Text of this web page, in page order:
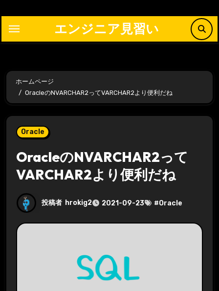
ッ
エンジニア見習い
ホームページ
OracleのNVARCHAR2ってVARCHAR2より便利だね
Oracle
OracleのNVARCHAR2って
VARCHAR2より便利だね
投稿者 hrokig2 2021-09-23 #Oracle